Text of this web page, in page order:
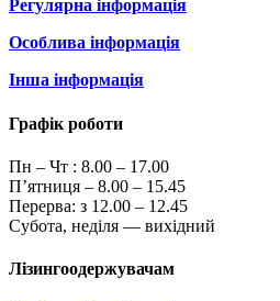
Регулярна інформація
Особлива інформація
Інша інформація
Графік роботи
Пн – Чт : 8.00 – 17.00
П’ятниця – 8.00 – 15.45
Перерва: з 12.00 – 12.45
Субота, неділя — вихідний
Лізингоодержувачам